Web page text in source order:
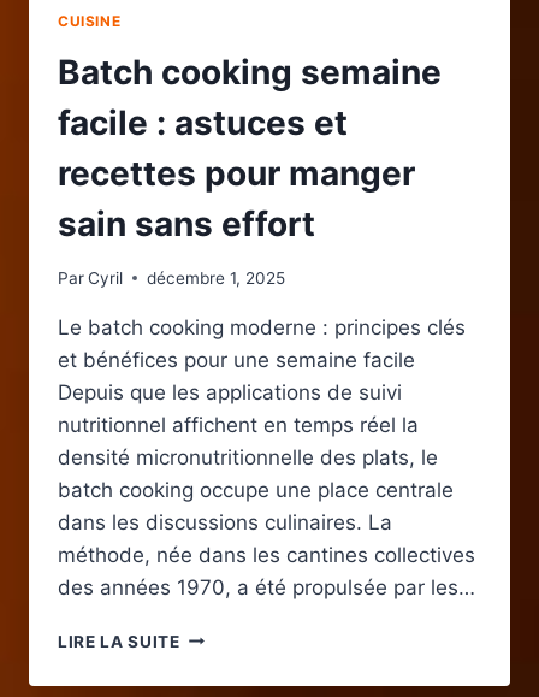
CUISINE
Batch cooking semaine
facile : astuces et
recettes pour manger
sain sans effort
ParCyril décembre 1, 2025
Le batch cooking moderne : principes clés
et bénéfices pour une semaine facile
Depuis que les applications de suivi
nutritionnel affichent en temps réel la
densité micronutritionnelle des plats, le
batch cooking occupe une place centrale
dans les discussions culinaires. La
méthode, née dans les cantines collectives
des années 1970, a été propulsée par les…
LIRE LA SUITEBATCH
SEMAINE